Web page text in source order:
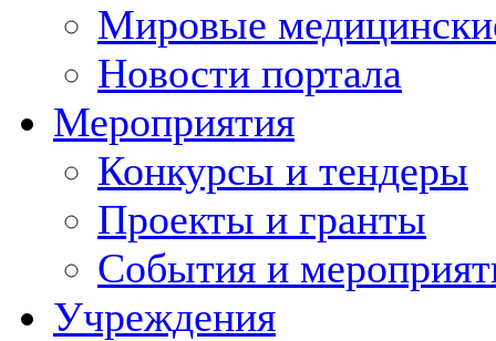
Мировые
Новости портала
Мероприятия
Конкурсы и тендеры
Проекты и гранты
События и
Учреждения